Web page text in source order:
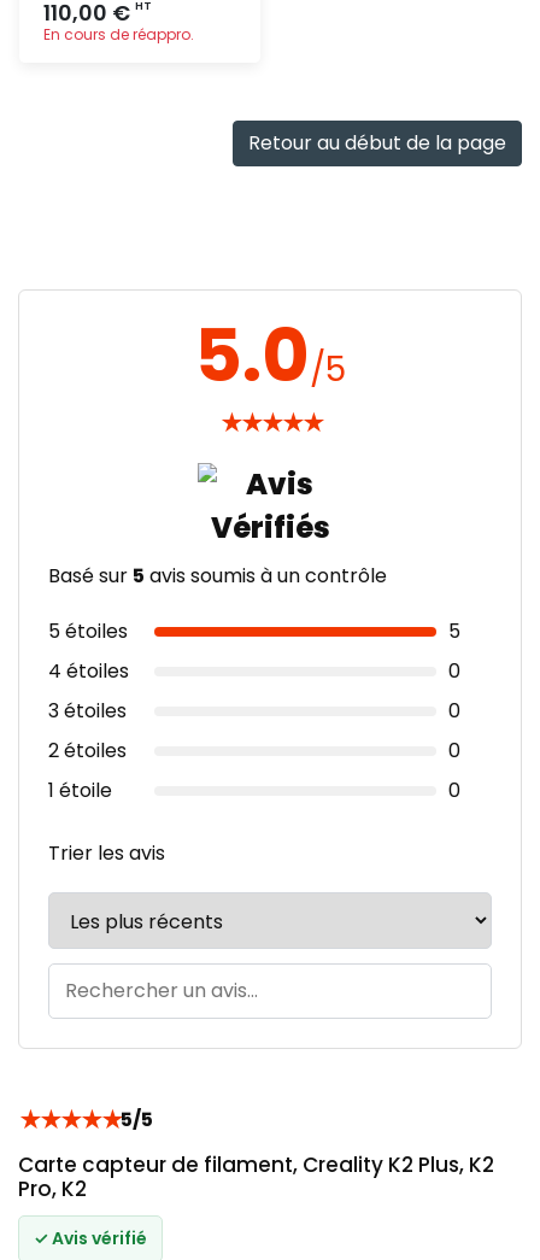
110,00 € HT
En cours de réappro.
Retour au début de la page
5.0/5
★★★★★
Basé sur 5 avis soumis à un contrôle
5 étoiles
5
4 étoiles
0
3 étoiles
0
2 étoiles
0
1 étoile
0
Trier les avis
★★★★★5/5
Carte capteur de filament, Creality K2 Plus, K2
Pro, K2
✓ Avis vérifié